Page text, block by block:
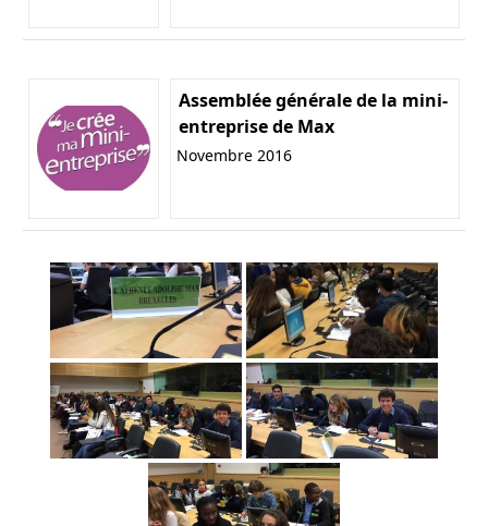
Assemblée générale de la mini-
entreprise de Max
Novembre 2016